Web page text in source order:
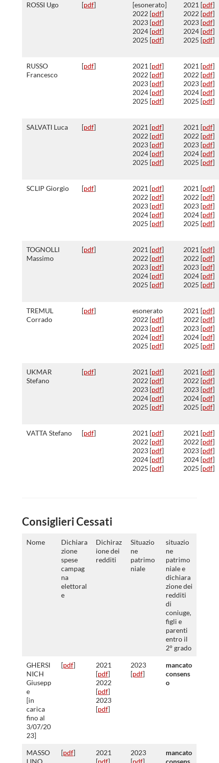
ROSSI Ugo [pdf]
[esonerato]
2022 [pdf]
2023 [pdf]
2024 [pdf]
2025 [pdf]
2021 [pdf]
2022 [pdf]
2023 [pdf]
2024 [pdf]
2025 [pdf]
RUSSO
Francesco
[pdf] 2021 [pdf]
2022 [pdf]
2023 [pdf]
2024 [pdf]
2025 [pdf]
2021 [pdf]
2022 [pdf]
2023 [pdf]
2024 [pdf]
2025 [pdf]
SALVATI Luca [pdf] 2021 [pdf]
2022 [pdf]
2023 [pdf]
2024 [pdf]
2025 [pdf]
2021 [pdf]
2022 [pdf]
2023 [pdf]
2024 [pdf]
2025 [pdf]
SCLIP Giorgio [pdf] 2021 [pdf]
2022 [pdf]
2023 [pdf]
2024 [pdf]
2025 [pdf]
2021 [pdf]
2022 [pdf]
2023 [pdf]
2024 [pdf]
2025 [pdf]
TOGNOLLI
Massimo
[pdf] 2021 [pdf]
2022 [pdf]
2023 [pdf]
2024 [pdf]
2025 [pdf]
2021 [pdf]
2022 [pdf]
2023 [pdf]
2024 [pdf]
2025 [pdf]
TREMUL
Corrado
[pdf]
esonerato
2022 [pdf]
2023 [pdf]
2024 [pdf]
2025 [pdf]
2021 [pdf]
2022 [pdf]
2023 [pdf]
2024 [pdf]
2025 [pdf]
UKMAR
Stefano
[pdf] 2021 [pdf]
2022 [pdf]
2023 [pdf]
2024 [pdf]
2025 [pdf]
2021 [pdf]
2022 [pdf]
2023 [pdf]
2024 [pdf]
2025 [pdf]
VATTA Stefano [pdf] 2021 [pdf]
2022 [pdf]
2023 [pdf]
2024 [pdf]
2025 [pdf]
2021 [pdf]
2022 [pdf]
2023 [pdf]
2024 [pdf]
2025 [pdf]
Consiglieri Cessati
Nome
Dichiara
zione
spese
campag
na
elettoral
e
Dichiraz
ione dei
redditi
Situazio
ne
patrimo
niale
situazio
ne
patrimo
niale e
dichiara
zione dei
redditi
di
coniuge,
figli e
parenti
entro il
2° grado
GHERSI
NICH
Giusepp
e
[in
carica
fino al
3/07/20
23]
[pdf]
2021
[pdf]
2022
[pdf]
2023
[pdf]
2023
[pdf]
mancato
consens
o
MASSO
LINO
[pdf]
2021
[pdf]
2023
[pdf]
mancato
consens